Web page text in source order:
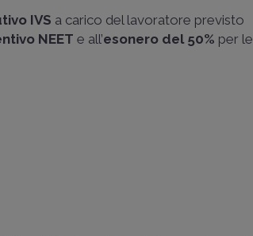
IVS a carico del lavoratore previsto
NEET e all’esonero del 50% per le